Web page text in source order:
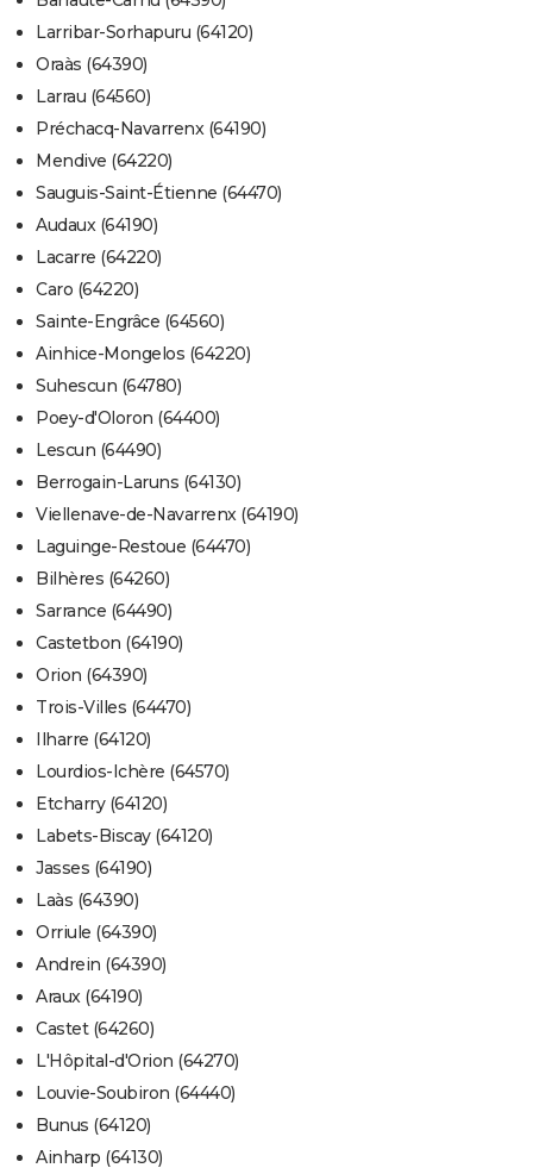
Larribar-Sorhapuru (64120)
Oraàs (64390)
Larrau (64560)
Préchacq-Navarrenx (64190)
Mendive (64220)
Sauguis-Saint-Étienne (64470)
Audaux (64190)
Lacarre (64220)
Caro (64220)
Sainte-Engrâce (64560)
Ainhice-Mongelos (64220)
Suhescun (64780)
Poey-d'Oloron (64400)
Lescun (64490)
Berrogain-Laruns (64130)
Viellenave-de-Navarrenx (64190)
Laguinge-Restoue (64470)
Bilhères (64260)
Sarrance (64490)
Castetbon (64190)
Orion (64390)
Trois-Villes (64470)
Ilharre (64120)
Lourdios-Ichère (64570)
Etcharry (64120)
Labets-Biscay (64120)
Jasses (64190)
Laàs (64390)
Orriule (64390)
Andrein (64390)
Araux (64190)
Castet (64260)
L'Hôpital-d'Orion (64270)
Louvie-Soubiron (64440)
Bunus (64120)
Ainharp (64130)